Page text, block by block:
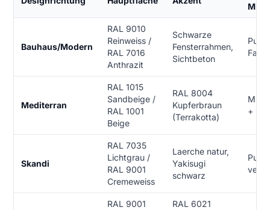
Mix
Bauhaus/Modern
RAL 9010
Reinweiss /
RAL 7016
Anthrazit
Schwarze
Fensterrahmen,
Sichtbeton
Putz
Mediterran
RAL 1015
Sandbeige /
RAL 1001
Beige
RAL 8004
Kupferbraun
(Terrakotta)
+
Skandi
RAL 7035
Lichtgrau /
RAL 9001
Cremeweiss
Laerche natur,
Yakisugi
schwarz
Putz
RAL 9001
RAL 6021